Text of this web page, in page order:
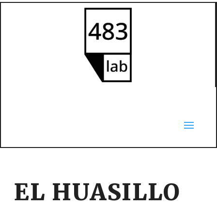
EL HUASILLO